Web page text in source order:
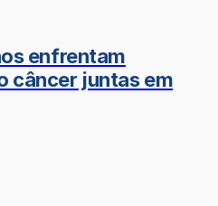
enfrentam
câncer juntas em